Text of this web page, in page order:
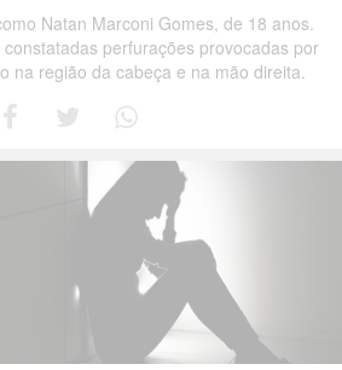
Natan Marconi Gomes, de 18 anos.
perfurações provocadas por
na região da cabeça e na mão direita.